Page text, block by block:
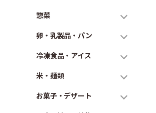
惣菜
卵・乳製品・パン
冷凍食品・アイス
米・麺類
お菓子・デザート